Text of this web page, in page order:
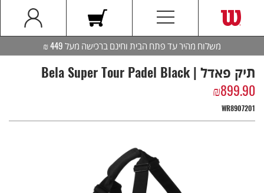
משלוח מהיר עד פתח הבית וחינם ברכישה מעל 449 ₪
תיק פאדל | Bela Super Tour Padel Black
₪899.90
WR8907201